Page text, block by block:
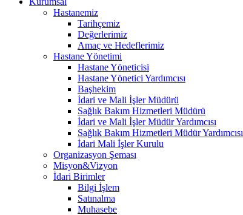
Hastanemiz
Tarihçemiz
Değerlerimiz
Amaç ve Hedeflerimiz
Hastane Yönetimi
Hastane Yöneticisi
Hastane Yönetici Yardımcısı
Başhekim
İdari ve Mali İşler Müdürü
Sağlık Bakım Hizmetleri Müdürü
İdari ve Mali İşler Müdür Yardımcısı
Sağlık Bakım Hizmetleri Müdür Yardımcısı
İdari Mali İşler Kurulu
Organizasyon Şeması
Misyon&Vizyon
İdari Birimler
Bilgi İşlem
Satınalma
Muhasebe